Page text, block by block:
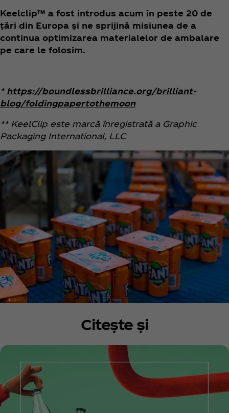
Keelclip™ a fost introdus acum în peste 20 de
țări din Europa și ne sprijină misiunea de a
continua optimizarea materialelor de ambalare
pe care le folosim.
* https://boundlessbrilliance.org/brilliant-
blog/foldingpapertothemoon
** KeelClip este marcă înregistrată a Graphic
Packaging International, LLC
Citește și